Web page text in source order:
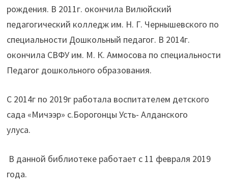
рождения. В 2011г. окончила Вилюйский
педагогический колледж им. Н. Г. Чернышевского по
специальности Дошкольный педагог. В 2014г.
окончила СВФУ им. М. К. Аммосова по специальности
Педагог дошкольного образования.
С 2014г по 2019г работала воспитателем детского
сада «Мичээр» с.Борогонцы Усть- Алданского
улуса.
В данной библиотеке работает с 11 февраля 2019
года.